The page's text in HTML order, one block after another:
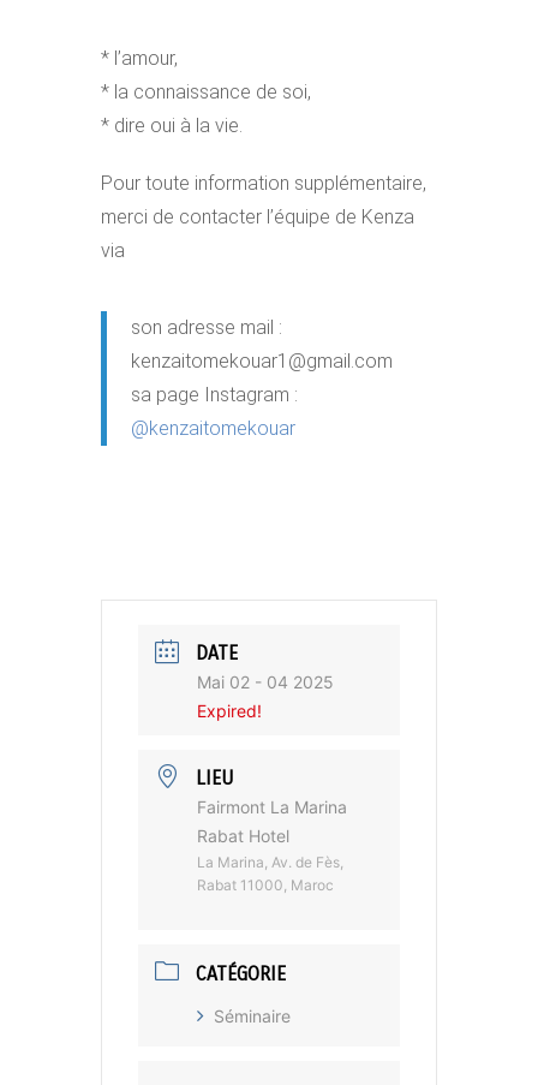
* l’amour,
* la connaissance de soi,
* dire oui à la vie.
Pour toute information supplémentaire,
merci de contacter l’équipe de Kenza
via
son adresse mail :
kenzaitomekouar1@gmail.com
sa page Instagram :
@kenzaitomekouar
DATE
Mai 02 - 04 2025
Expired!
LIEU
Fairmont La Marina
Rabat Hotel
La Marina, Av. de Fès,
Rabat 11000, Maroc
CATÉGORIE
Séminaire